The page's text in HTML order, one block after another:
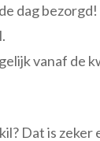
dag bezorgd!
vanaf de
Dat is zeker